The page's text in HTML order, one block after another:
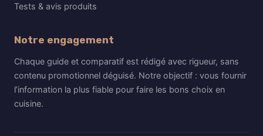
Tests & avis produits
Notre engagement
Chaque guide et comparatif est rédigé avec rigueur, sans
contenu promotionnel déguisé. Notre objectif : vous fournir
l’information la plus fiable pour faire les bons choix en
cuisine.